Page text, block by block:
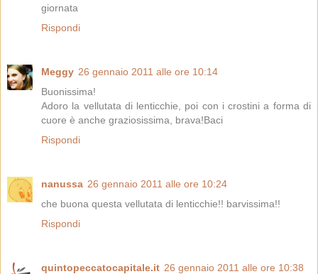
giornata
Rispondi
Meggy 26 gennaio 2011 alle ore 10:14
Buonissima!
Adoro la vellutata di lenticchie, poi con i crostini a forma di
cuore è anche graziosissima, brava!Baci
Rispondi
nanussa 26 gennaio 2011 alle ore 10:24
che buona questa vellutata di lenticchie!! barvissima!!
Rispondi
quintopeccatocapitale.it 26 gennaio 2011 alle ore 10:38